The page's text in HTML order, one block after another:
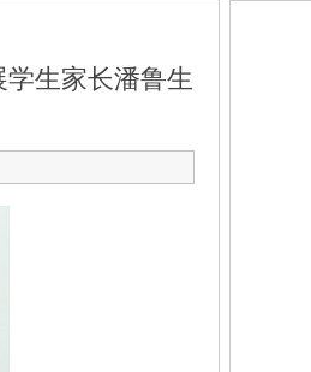
生家长潘鲁生